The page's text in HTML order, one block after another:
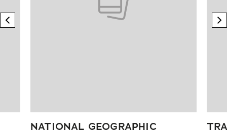
previous element
NATIONAL GEOGRAPHIC